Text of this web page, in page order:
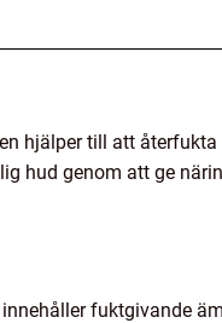
hjälper till att återfukta
hud genom att ge
fuktgivande